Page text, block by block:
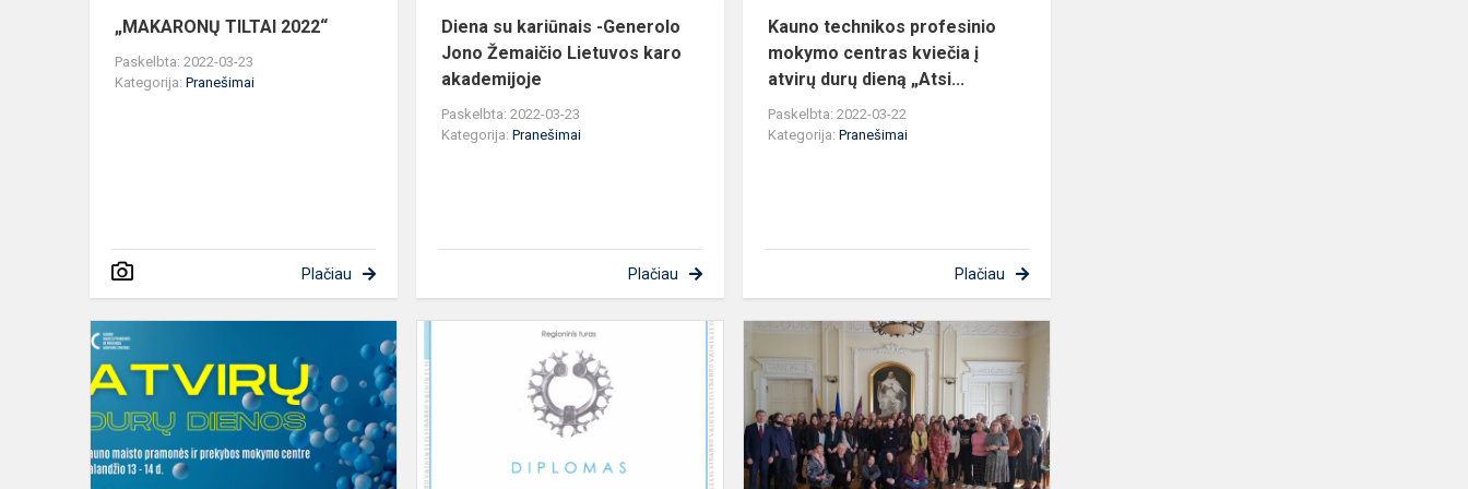
„MAKARONŲ TILTAI 2022“
Paskelbta: 2022-03-23
Kategorija: Pranešimai
Plačiau
Diena su kariūnais -Generolo
Jono Žemaičio Lietuvos karo
akademijoje
Paskelbta: 2022-03-23
Kategorija:Pranešimai
Plačiau
Kauno technikos profesinio
mokymo centras kviečia į
atvirų durų dieną „Atsi...
Paskelbta: 2022-03-22
Kategorija:Pranešimai
Plačiau
durų
dienos
Kauno
maisto
pramonės
Pranešimai
Informacinis
pranešimas
(2022-
03-
21)